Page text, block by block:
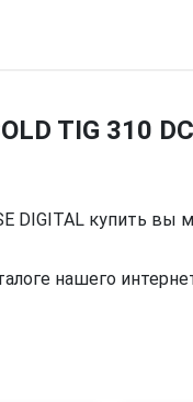
TIG 310
DIGITAL купить
нашего